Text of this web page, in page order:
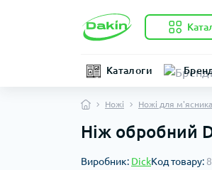
Каталоги
Ножі Ножі для м'ясника
Ніж обробний
Виробник: DickКод товару: